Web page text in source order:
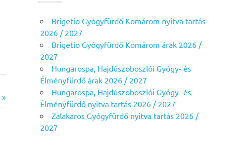
Brigetio Gyógyfürdő Komárom nyitva tartás
2026 / 2027
Brigetio Gyógyfürdő Komárom árak 2026 /
2027
Hungarospa, Hajdúszoboszlói Gyógy- és
Élményfürdő árak 2026 / 2027
Hungarospa, Hajdúszoboszlói Gyógy- és
Élményfürdő nyitva tartás 2026 / 2027
Zalakaros Gyógyfürdő nyitva tartás 2026 /
2027